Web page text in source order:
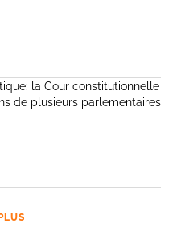
la Cour constitutionnelle
de plusieurs parlementaires